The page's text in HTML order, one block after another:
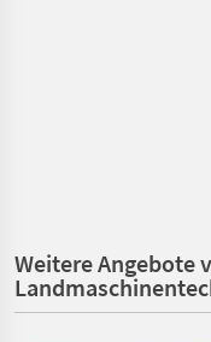
Weitere Angebote